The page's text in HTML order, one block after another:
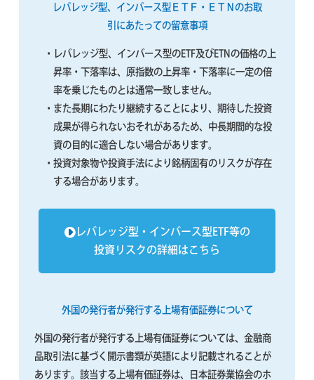
レバレッジ型、インバース型ＥＴＦ・ＥＴＮのお取
引にあたっての留意事項
・レバレッジ型、インバース型のETF及びETNの価格の上
昇率・下落率は、原指数の上昇率・下落率に一定の倍
率を乗じたものとは通常一致しません。
・また長期にわたり継続することにより、期待した投資
成果が得られないおそれがあるため、中長期間的な投
資の目的に適合しない場合があります。
・投資対象物や投資手法により銘柄固有のリスクが存在
する場合があります。
レバレッジ型・インバース型ETF等の
投資リスクの詳細はこちら
外国の発行者が発行する上場有価証券について
外国の発行者が発行する上場有価証券については、金融商
品取引法に基づく開示書類が英語により記載されることが
あります。該当する上場有価証券は、日本証券業協会のホ